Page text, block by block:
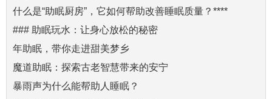
什么是“助眠厨房”，它如何帮助改善睡眠质量？****
### 助眠玩水：让身心放松的秘密
年助眠，带你走进甜美梦乡
魔道助眠：探索古老智慧带来的安宁
暴雨声为什么能帮助人睡眠？